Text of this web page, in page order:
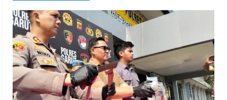
Berita Hiburan
Berita Lifestyle dan Insurance
Berita Trending
Film Terlaris 2026 Spider Man Brand New
Day Raup Rp 20,6 T dalam Sepekan
Redaksi 01 August 6, 2026